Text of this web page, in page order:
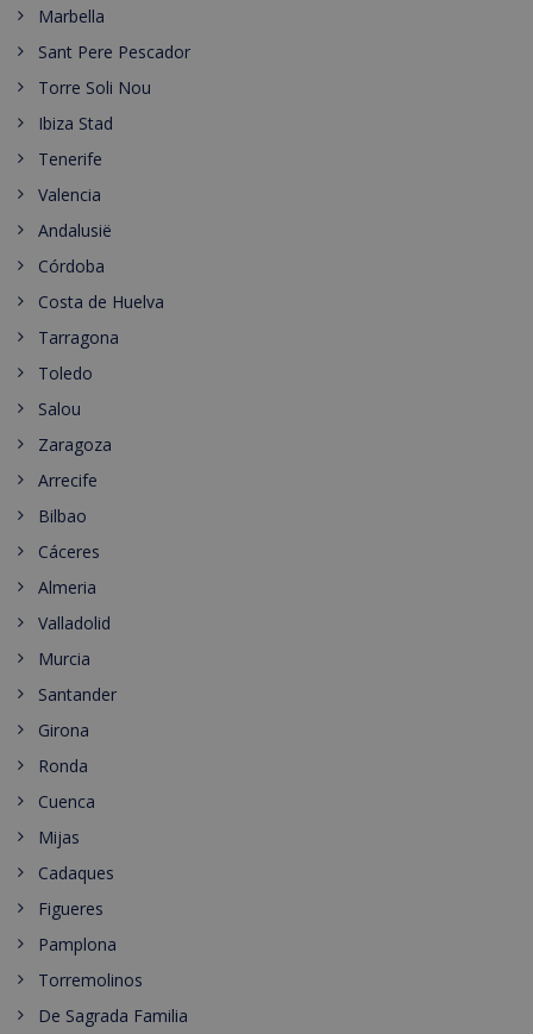
Marbella
Sant Pere Pescador
Torre Soli Nou
Ibiza Stad
Tenerife
Valencia
Andalusië
Córdoba
Costa de Huelva
Tarragona
Toledo
Salou
Zaragoza
Arrecife
Bilbao
Cáceres
Almeria
Valladolid
Murcia
Santander
Girona
Ronda
Cuenca
Mijas
Cadaques
Figueres
Pamplona
Torremolinos
De Sagrada Familia